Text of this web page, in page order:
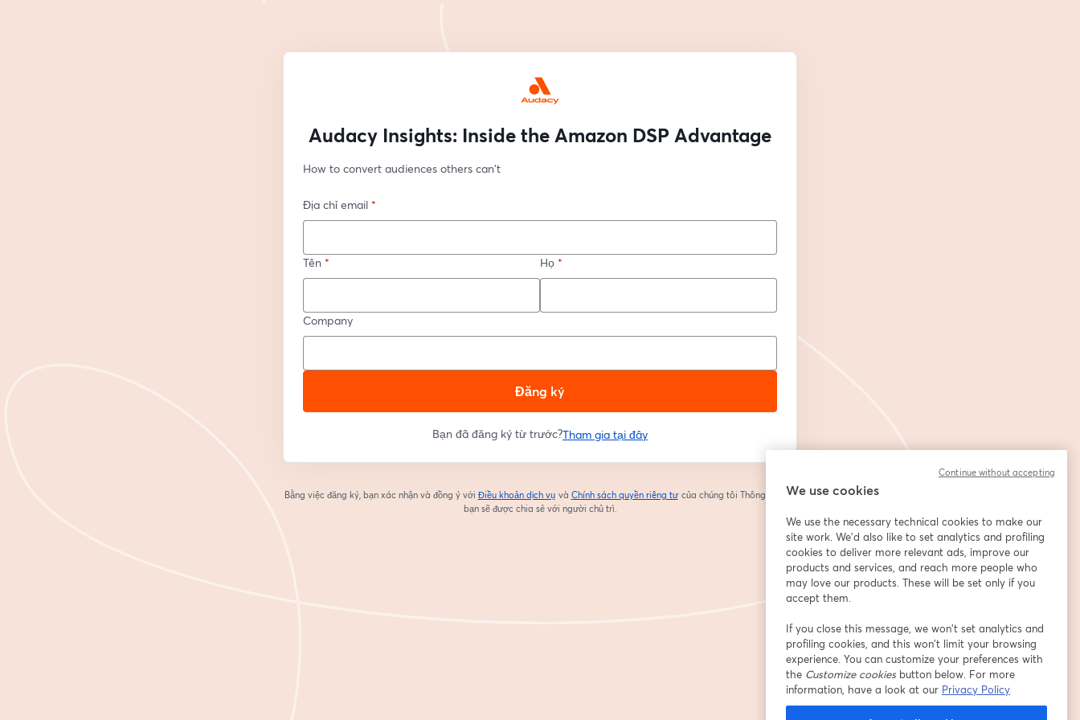
Audacy Insights: Inside the Amazon DSP Advantage
How to convert audiences others can't
Địa chỉ email *
Tên * Họ *
Company
Đăng ký
Bạn đã đăng ký từ trước?Tham gia tại đây
Bằng việc đăng ký, bạn xác nhận và đồng ý với Điều khoản dịch vụ
mở trong tab mới
và Chính sách quyền riêng tư
mở trong tab mới
của chúng tôi Thông tin của
bạn sẽ được chia sẻ với người chủ trì.
We use cookies
We use the necessary technical cookies to make our
site work. We'd also like to set analytics and profiling
cookies to deliver more relevant ads, improve our
products and services, and reach more people who
may love our products. These will be set only if you
accept them.
If you close this message, we won’t set analytics and
profiling cookies, and this won’t limit your browsing
experience. You can customize your preferences with
the Customize cookiesbutton below. For more
information, have a look at our Privacy Policy
Continue without accepting